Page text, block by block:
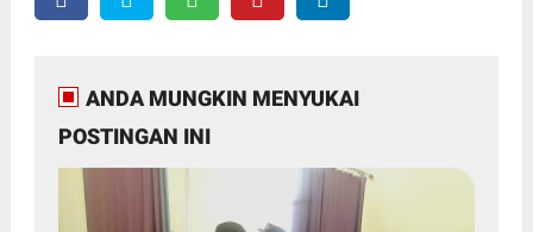
ANDA MUNGKIN MENYUKAI
POSTINGAN INI